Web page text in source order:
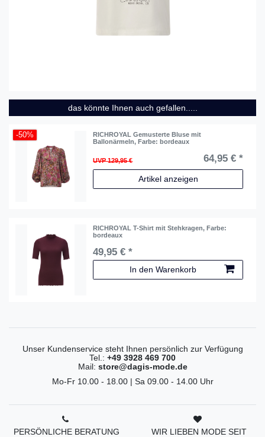
das könnte Ihnen auch gefallen.....
-50%
RICHROYAL Gemusterte Bluse mit
Ballonärmeln, Farbe: bordeaux
UVP 129,95 € 64,95 € *
Artikel anzeigen
RICHROYAL T-Shirt mit Stehkragen, Farbe:
bordeaux
49,95 € *
In den Warenkorb
Unser Kundenservice steht Ihnen persönlich zur Verfügung
Tel.: +49 3928 469 700
Mail: store@dagis-mode.de
Mo-Fr 10.00 - 18.00 | Sa 09.00 - 14.00 Uhr
PERSÖNLICHE BERATUNG
WIR LIEBEN MODE SEIT